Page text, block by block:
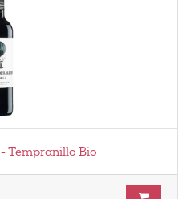
Tempranillo Bio